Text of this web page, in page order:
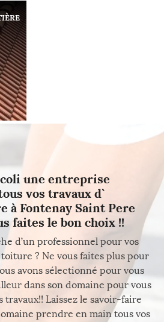
une entreprise
vos travaux d`
à Fontenay Saint Pere
faites le bon choix !!
d’un professionnel pour vos
? Ne vous faites plus pour
avons sélectionné pour vous
dans son domaine pour vous
travaux!! Laissez le savoir-faire
prendre en main tous vos